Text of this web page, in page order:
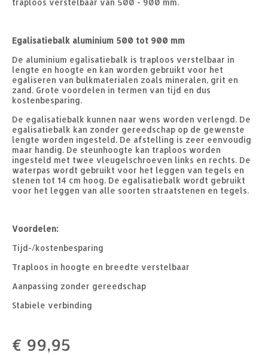
traploos verstelbaar van 500 - 900 mm.
Egalisatiebalk aluminium 500 tot 900 mm
De aluminium egalisatiebalk is traploos verstelbaar in
lengte en hoogte en kan worden gebruikt voor het
egaliseren van bulkmaterialen zoals mineralen, grit en
zand. Grote voordelen in termen van tijd en dus
kostenbesparing.
De egalisatiebalk kunnen naar wens worden verlengd. De
egalisatiebalk kan zonder gereedschap op de gewenste
lengte worden ingesteld. De afstelling is zeer eenvoudig
maar handig. De steunhoogte kan traploos worden
ingesteld met twee vleugelschroeven links en rechts. De
waterpas wordt gebruikt voor het leggen van tegels en
stenen tot 14 cm hoog. De egalisatiebalk wordt gebruikt
voor het leggen van alle soorten straatstenen en tegels.
Voordelen:
Tijd-/kostenbesparing
Traploos in hoogte en breedte verstelbaar
Aanpassing zonder gereedschap
Stabiele verbinding
€ 99,95